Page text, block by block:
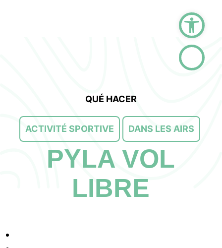
QUÉ HACER
ACTIVITÉ SPORTIVE DANS LES AIRS
PYLA VOL
LIBRE
Abrir